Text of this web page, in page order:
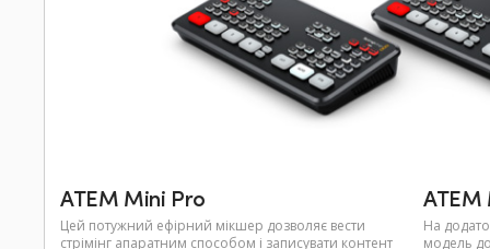
ATEM Mini Pro
Цей потужний ефірний мікшер дозволяє вести
стрімінг апаратним способом і записувати контент
ATEM
На
модель